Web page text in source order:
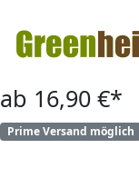
ab 16,90 €*
Prime Versand möglich